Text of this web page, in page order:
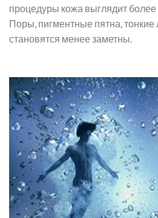
процедуры кожа выглядит более
Поры, пигментные пятна,
становятся менее заметны.